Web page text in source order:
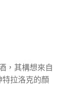
，其構想來自
拉洛克的顏